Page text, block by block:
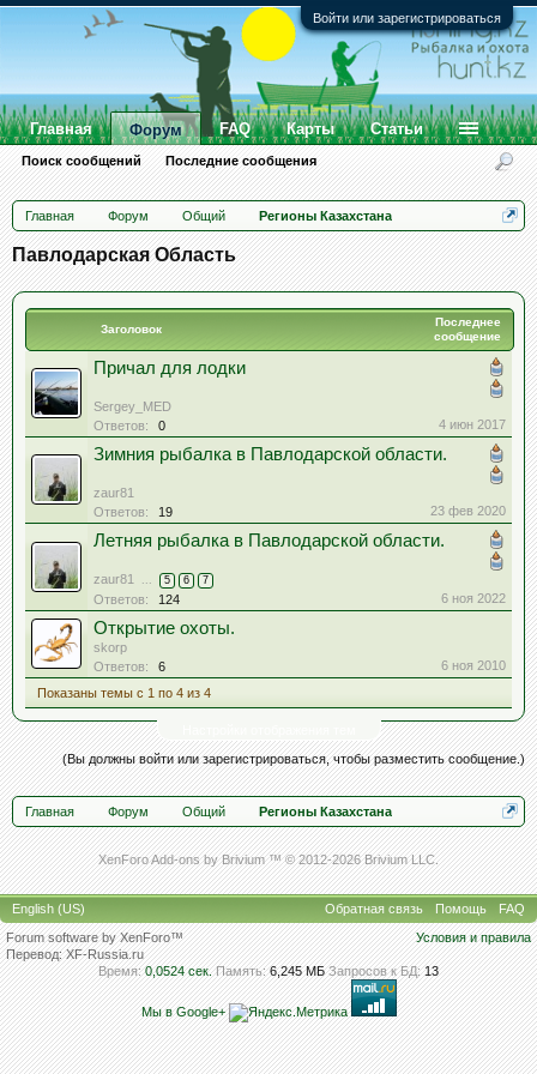
Войти или зарегистрироваться
Главная Форум Общий Регионы Казахстана
Павлодарская Область
Заголовок
Последнее
сообщение
Причал для лодки
Sergey_MED
Ответов:
0 4 июн 2017
Зимния рыбалка в Павлодарской области.
zaur81
Ответов:
19 23 фев 2020
Летняя рыбалка в Павлодарской области.
zaur81 ... 5 6 7
Ответов: 124 6 ноя 2022
Открытие охоты.
skorp
Ответов:
6
6 ноя 2010
Показаны темы с 1 по 4 из 4
(Вы должны войти или зарегистрироваться, чтобы разместить сообщение.)
Главная Форум Общий Регионы Казахстана
XenForo Add-ons by Brivium ™ © 2012-2026 Brivium LLC.
Главная Форум
Поиск сообщений Последние сообщения
FAQ Карты Статьи
English (US) Обратная связь Помощь
FAQ
Условия и правила
Forum software by XenForo™
Перевод:XF-Russia.ru
Время: 0,0524 сек. Память: 6,245 МБ Запросов к БД: 13
Мы в Google+